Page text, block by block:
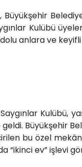
Kulübü
anlara ve
Kulübü,
Büyükşehir
bu özel
“ikinci ev” işlevi